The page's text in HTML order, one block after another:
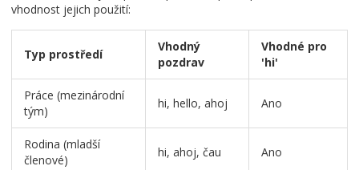
vhodnost jejich použití:
Typ prostředí
Vhodný
pozdrav
Vhodné pro
'hi'
Práce (mezinárodní
tým)
hi, hello, ahoj Ano
Rodina (mladší
členové)
hi, ahoj, čau Ano